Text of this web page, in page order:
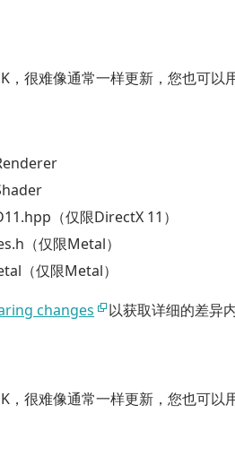
，很难像通常一样更新，您也可
（仅限DirectX 11）
（仅限Metal）
（仅限Metal）
changes 以获取详细的差异内
，很难像通常一样更新，您也可